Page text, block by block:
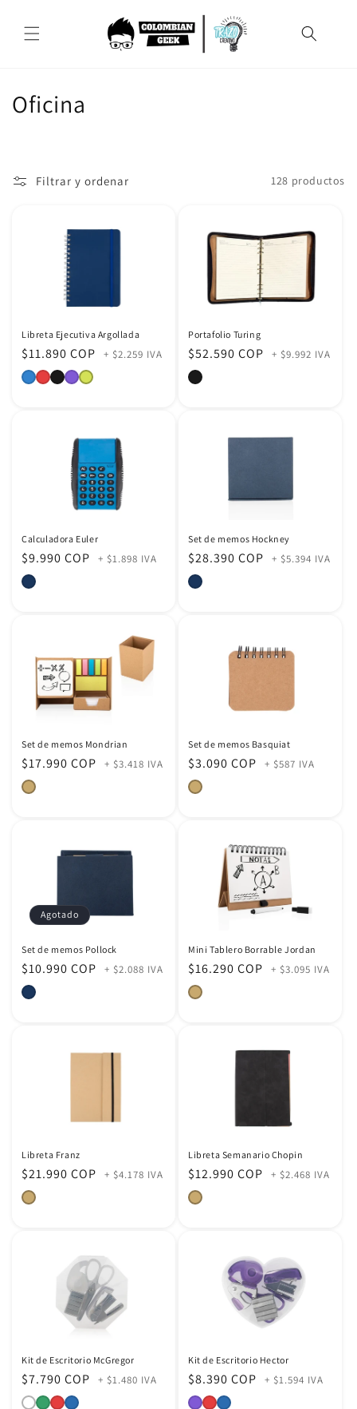
al contenido
C
e
n
Oficina
Filtrar y ordenar 128 productos
Libreta Ejecutiva Argollada
Precio
habitual
$11.890 COP + $2.259 IVA
Portafolio Turing
Precio
habitual
$52.590 COP + $9.992 IVA
Calculadora Euler
Precio
habitual
$9.990 COP + $1.898 IVA
Set de memos Hockney
Precio
habitual
$28.390 COP + $5.394 IVA
Set de memos Mondrian
Precio
habitual
$17.990 COP + $3.418 IVA
Set de memos Basquiat
Precio
habitual
$3.090 COP + $587 IVA
Agotado
Set de memos Pollock
Precio
habitual
$10.990 COP + $2.088 IVA
Mini Tablero Borrable Jordan
Precio
habitual
$16.290 COP + $3.095 IVA
Libreta Franz
Precio
habitual
$21.990 COP + $4.178 IVA
Libreta Semanario Chopin
Precio
habitual
$12.990 COP + $2.468 IVA
Kit de Escritorio McGregor
Precio
habitual
$7.790 COP + $1.480 IVA
Kit de Escritorio Hector
Precio
habitual
$8.390 COP + $1.594 IVA